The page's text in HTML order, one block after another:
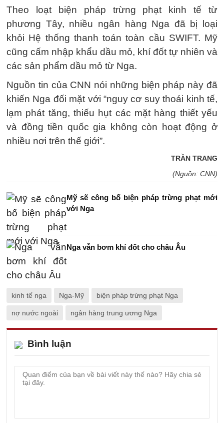
Theo loạt biện pháp trừng phạt kinh tế từ
phương Tây, nhiều ngân hàng Nga đã bị loại
khỏi Hệ thống thanh toán toàn cầu SWIFT. Mỹ
cũng cấm nhập khẩu dầu mỏ, khí đốt tự nhiên và
các sản phẩm dầu mỏ từ Nga.
Nguồn tin của CNN nói những biện pháp này đã
khiến Nga đối mặt với “nguy cơ suy thoái kinh tế,
lạm phát tăng, thiếu hụt các mặt hàng thiết yếu
và đồng tiền quốc gia không còn hoạt động ở
nhiều nơi trên thế giới”.
TRẦN TRANG
(Nguồn: CNN)
Mỹ sẽ công bố biện pháp trừng phạt mới
với Nga
Nga vẫn bơm khí đốt cho châu Âu
kinh tế nga Nga-Mỹ biện pháp trừng phạt Nga
nợ nước ngoài ngân hàng trung ương Nga
Bình luận